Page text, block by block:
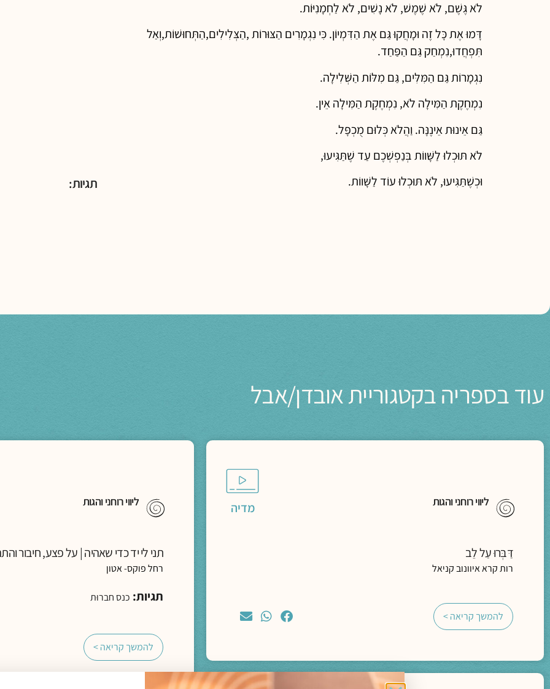
לֹא גֶּשֶׁם, לֹא שֶׁמֶשׁ, לֹא נָשִׁים, לֹא לַחְמָנִיּוֹת.
דָּמוּ אֶת כָּל זֶה וּמָחֲקוּ גַּם אֶת הַדִּמְיוֹן. כִּי נִגְמָרִים הַצּוּרוֹת ,הַצְּלִילִים,הַתְּחוּשׁוֹת,וְאַל
תִּפְחֲדוּ,נִמְחַק גַּם הַפַּחַד.
נִגְמָרוֹת גַּם הַמִּלִּים, גַּם מִלּוֹת הַשְּׁלִילָה.
נִמְחֶקֶת הַמִּילָה לֹא, נִמְחֶקֶת הַמִּילָה אֵין.
גַּם אֵינוּת אֵינֶנָּה. וַהֲלֹא כְּלוּם מֻכְפָּל.
לֹא תּוּכְלוּ לַשָּׁווֹת בְּנַפְשְׁכֶם עַד שֶׁתַּגִּיעוּ,
וּכְשֶׁתַּגִּיעוּ, לֹא תּוּכְלוּ עוֹד לַשָּׁווֹת.
תגיות:
עוד בספריה בקטגוריית אובדן/אבל
מדיה ליווי רוחני והגות
דַּבְּרוּ עַל לֵב
רות קרא איוונוב קניאל
להמשך קריאה >
ליווי רוחני והגות
תני לי יד כדי שאהיה | על פצע, חיבור
רחל פוקס- אטון
תגיות: כנס חברוּת
להמשך קריאה >